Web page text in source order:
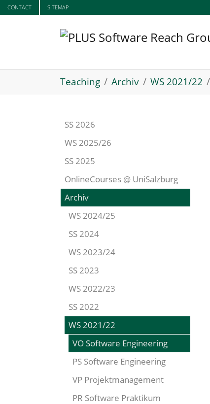
Skip to main content
CONTACT SITEMAP
You are here:
Teaching Archiv WS 2021/22
SS 2026
WS 2025/26
SS 2025
OnlineCourses @ UniSalzburg
Archiv
WS 2024/25
SS 2024
WS 2023/24
SS 2023
WS 2022/23
SS 2022
WS 2021/22
VO Software Engineering(current)
PS Software Engineering
VP Projektmanagement
PR Software Praktikum